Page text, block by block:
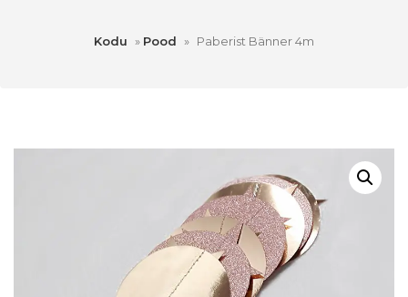
Kodu » Pood » Paberist Bänner 4m